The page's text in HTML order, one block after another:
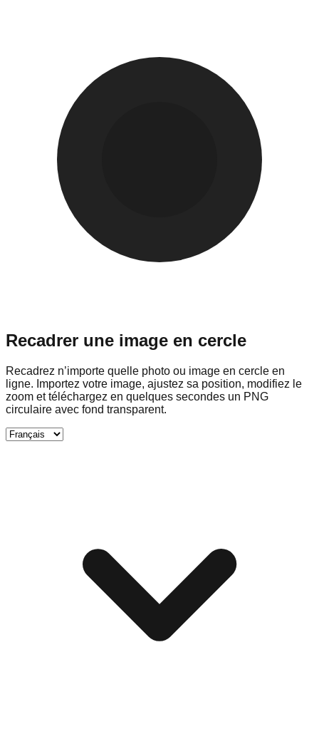
Recadrer une image en cercle
Recadrez n’importe quelle photo ou image en cercle en
ligne. Importez votre image, ajustez sa position, modifiez le
zoom et téléchargez en quelques secondes un PNG
circulaire avec fond transparent.